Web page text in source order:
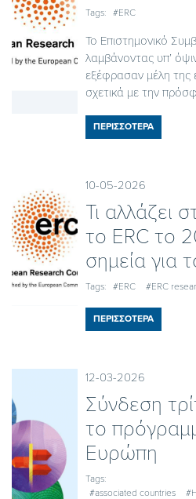
Tags: #ERC
Το Επιστημονικό
λαμβάνοντας υπ’
εξέφρασαν μέλη της
σχετικά με την
ΠΕΡΙΣΣΟΤΕΡΑ
10-05-2026
Τι αλλάζει
το ERC το
σημεία για
Tags: #ERC #ERC
ΠΕΡΙΣΣΟΤΕΡΑ
12-03-2026
Σύνδεση
το
Ευρώπη
Tags:
#associated countries